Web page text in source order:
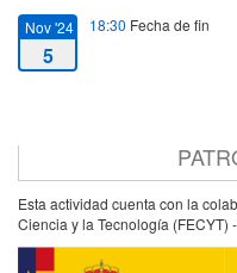
Nov '24
5
18:30 Fecha de fin
Esta actividad cuenta con la
Ciencia y la Tecnología